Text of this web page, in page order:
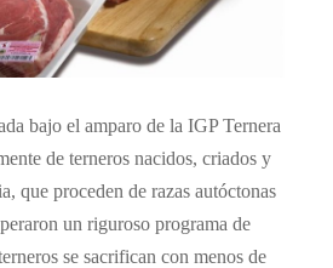
bajo el amparo de la IGP Ternera
de terneros nacidos, criados y
que proceden de razas autóctonas
un riguroso programa de
se sacrifican con menos de